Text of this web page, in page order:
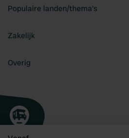
Populaire landen/thema's
Zakelijk
Overig